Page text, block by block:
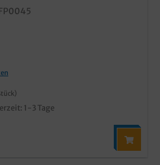
1-3 Tage